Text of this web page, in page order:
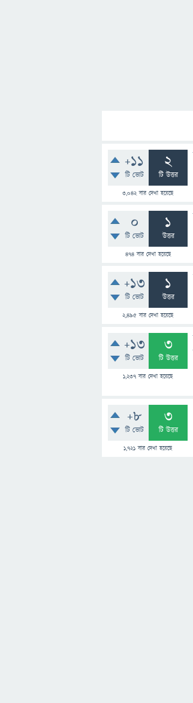
+11
টি ভোট
2
টি উত্তর
3,042বার দেখা হয়েছে
0
টি ভোট
1
উত্তর
474বার দেখা হয়েছে
+13
টি ভোট
1
উত্তর
2,495 বার দেখা হয়েছে
+13
টি ভোট
3
টি উত্তর
1,237 বার দেখা হয়েছে
+8
টি ভোট
3
টি উত্তর
1,721 বার দেখা হয়েছে